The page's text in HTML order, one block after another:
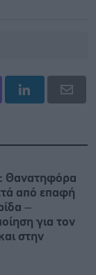
Θανατηφόρα
από επαφή
–
για τον
στην